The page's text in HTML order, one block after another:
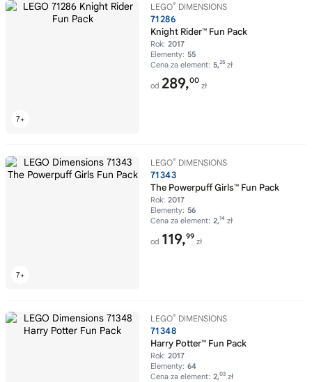
LEGO® DIMENSIONS
71286
Knight Rider™ Fun Pack
Rok: 2017
Elementy: 55
Cena za element: 5,25 zł
od 289,00
zł
LEGO® DIMENSIONS
71343
The Powerpuff Girls™ Fun Pack
Rok: 2017
Elementy: 56
Cena za element: 2,14 zł
od 119,99
zł
LEGO® DIMENSIONS
71348
Harry Potter™ Fun Pack
Rok: 2017
Elementy: 64
Cena za element: 2,03 zł